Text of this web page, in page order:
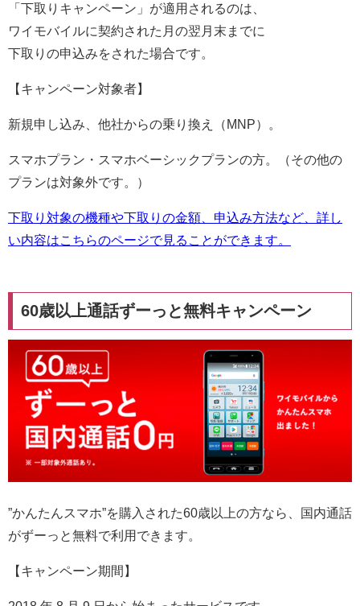
「下取りキャンペーン」が適用されるのは、
ワイモバイルに契約された月の翌月末までに
下取りの申込みをされた場合です。
【キャンペーン対象者】
新規申し込み、他社からの乗り換え（MNP）。
スマホプラン・スマホベーシックプランの方。（その他の
プランは対象外です。）
下取り対象の機種や下取りの金額、申込み方法など、詳し
い内容はこちらのページで見ることができます。
60歳以上通話ずーっと無料キャンペーン
”かんたんスマホ”を購入された60歳以上の方なら、国内通話
がずーっと無料で利用できます。
【キャンペーン期間】